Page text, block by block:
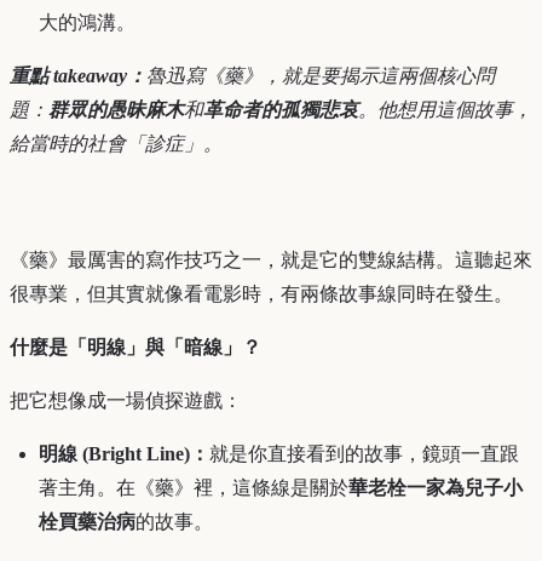
大的鴻溝。
重點 takeaway： 魯迅寫《藥》，就是要揭示這兩個核心問
題： 群眾的愚昧麻木和革命者的孤獨悲哀。他想用這個故事，
給當時的社會「診症」。
《藥》最厲害的寫作技巧之一，就是它的雙線結構。這聽起來
很專業，但其實就像看電影時，有兩條故事線同時在發生。
什麼是「明線」與「暗線」？
把它想像成一場偵探遊戲：
明線 (Bright Line)： 就是你直接看到的故事，鏡頭一直跟
著主角。在《藥》裡，這條線是關於華老栓一家為兒子小
栓買藥治病的故事。